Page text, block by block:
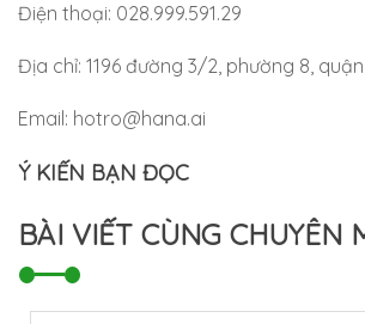
Điện thoại: 028.999.591.29
Địa chỉ: 1196 đường 3/2, phường 8, quận
Email: hotro@hana.ai
Ý KIẾN BẠN ĐỌC
BÀI VIẾT CÙNG CHUYÊN